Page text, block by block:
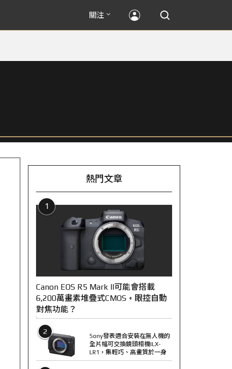
關注
熱門文章
1
Canon EOS R5 Mark II可能會搭載
6,200萬畫素堆疊式CMOS + 眼控自動
對焦功能？
2
Sony發表適合安裝在無人機的
全片幅可交換鏡頭相機ILX-
LR1，集輕巧、高畫質於一身